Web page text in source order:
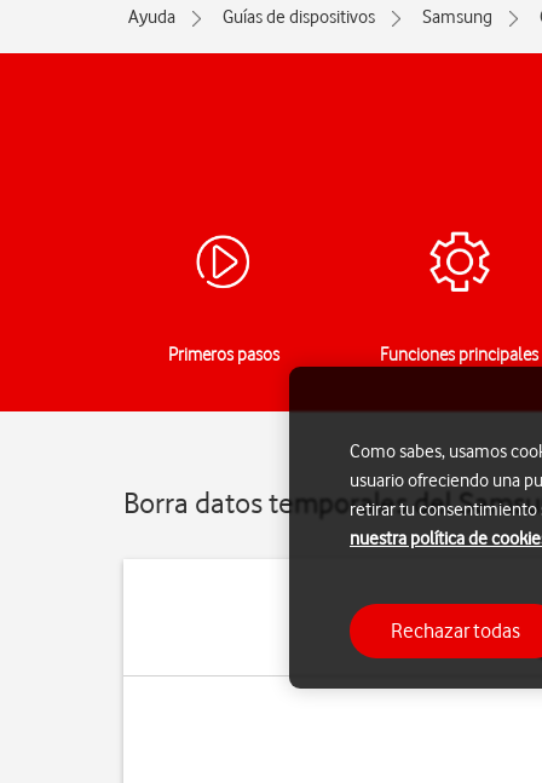
Ayuda Guías de dispositivos Samsung
Primeros pasos Funciones principales
Borra datos temporales del
Cuando utilizas apps
Como sabes, usamos
usuario ofreciendo una
retirar tu consentimiento
nuestra política de
Rechazar todas